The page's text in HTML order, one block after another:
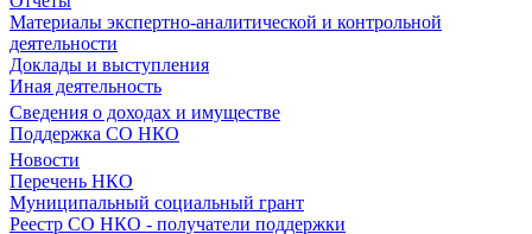
Материалы экспертно-аналитической и контрольной
деятельности
Доклады и выступления
Иная деятельность
Сведения о доходах и имуществе
Поддержка СО НКО
Новости
Перечень НКО
Муниципальный социальный грант
Реестр СО НКО - получатели поддержки